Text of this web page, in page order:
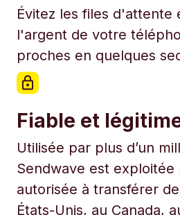
Évitez les files d'attente
l'argent de votre
proches en quelques
Fiable et
Utilisée par plus d’un
Sendwave est exploitée
autorisée à transférer
États-Unis, au Canada,